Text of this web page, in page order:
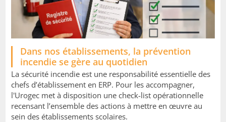
Dans nos établissements, la prévention
incendie se gère au quotidien
La sécurité incendie est une responsabilité essentielle des
chefs d’établissement en ERP. Pour les accompagner,
l'Urogec met à disposition une check-list opérationnelle
recensant l’ensemble des actions à mettre en œuvre au
sein des établissements scolaires.